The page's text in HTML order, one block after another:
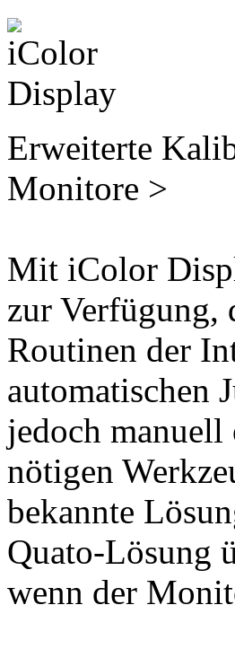
Erweiterte
Monitore >
Mit iColor
zur Verfügung,
Routinen der
automatischen
jedoch
nötigen
bekannte
Quato-Lösung
wenn der